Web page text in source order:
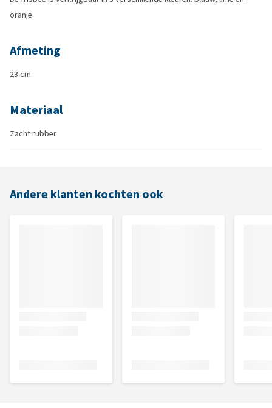
oranje.
Afmeting
23 cm
Materiaal
Zacht rubber
Andere klanten kochten ook